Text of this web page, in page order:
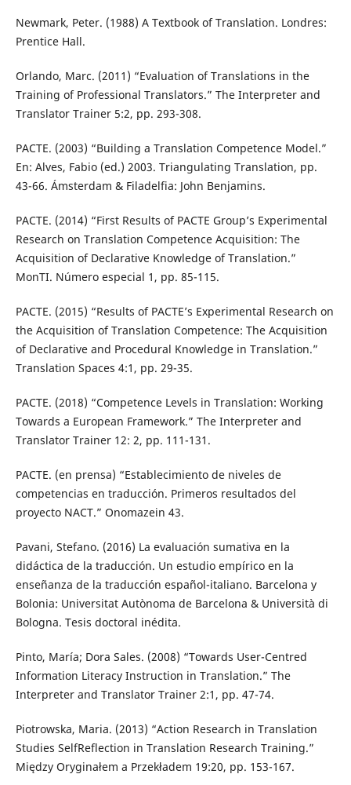
Newmark, Peter. (1988) A Textbook of Translation. Londres:
Prentice Hall.
Orlando, Marc. (2011) “Evaluation of Translations in the
Training of Professional Translators.” The Interpreter and
Translator Trainer 5:2, pp. 293-308.
PACTE. (2003) “Building a Translation Competence Model.”
En: Alves, Fabio (ed.) 2003. Triangulating Translation, pp.
43-66. Ámsterdam & Filadelfia: John Benjamins.
PACTE. (2014) “First Results of PACTE Group’s Experimental
Research on Translation Competence Acquisition: The
Acquisition of Declarative Knowledge of Translation.”
MonTI. Número especial 1, pp. 85-115.
PACTE. (2015) “Results of PACTE’s Experimental Research on
the Acquisition of Translation Competence: The Acquisition
of Declarative and Procedural Knowledge in Translation.”
Translation Spaces 4:1, pp. 29-35.
PACTE. (2018) “Competence Levels in Translation: Working
Towards a European Framework.” The Interpreter and
Translator Trainer 12: 2, pp. 111-131.
PACTE. (en prensa) “Establecimiento de niveles de
competencias en traducción. Primeros resultados del
proyecto NACT.” Onomazein 43.
Pavani, Stefano. (2016) La evaluación sumativa en la
didáctica de la traducción. Un estudio empírico en la
enseñanza de la traducción español-italiano. Barcelona y
Bolonia: Universitat Autònoma de Barcelona & Università di
Bologna. Tesis doctoral inédita.
Pinto, María; Dora Sales. (2008) “Towards User-Centred
Information Literacy Instruction in Translation.” The
Interpreter and Translator Trainer 2:1, pp. 47-74.
Piotrowska, Maria. (2013) “Action Research in Translation
Studies SelfReflection in Translation Research Training.”
Między Oryginałem a Przekładem 19:20, pp. 153-167.